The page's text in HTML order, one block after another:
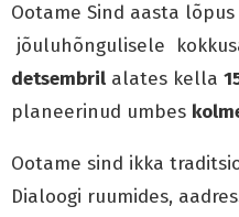
Ootame Sind aasta
jõuluhõngulisele
detsembril alates kella
planeerinud umbes
Ootame sind ikka
Dialoogi ruumides,